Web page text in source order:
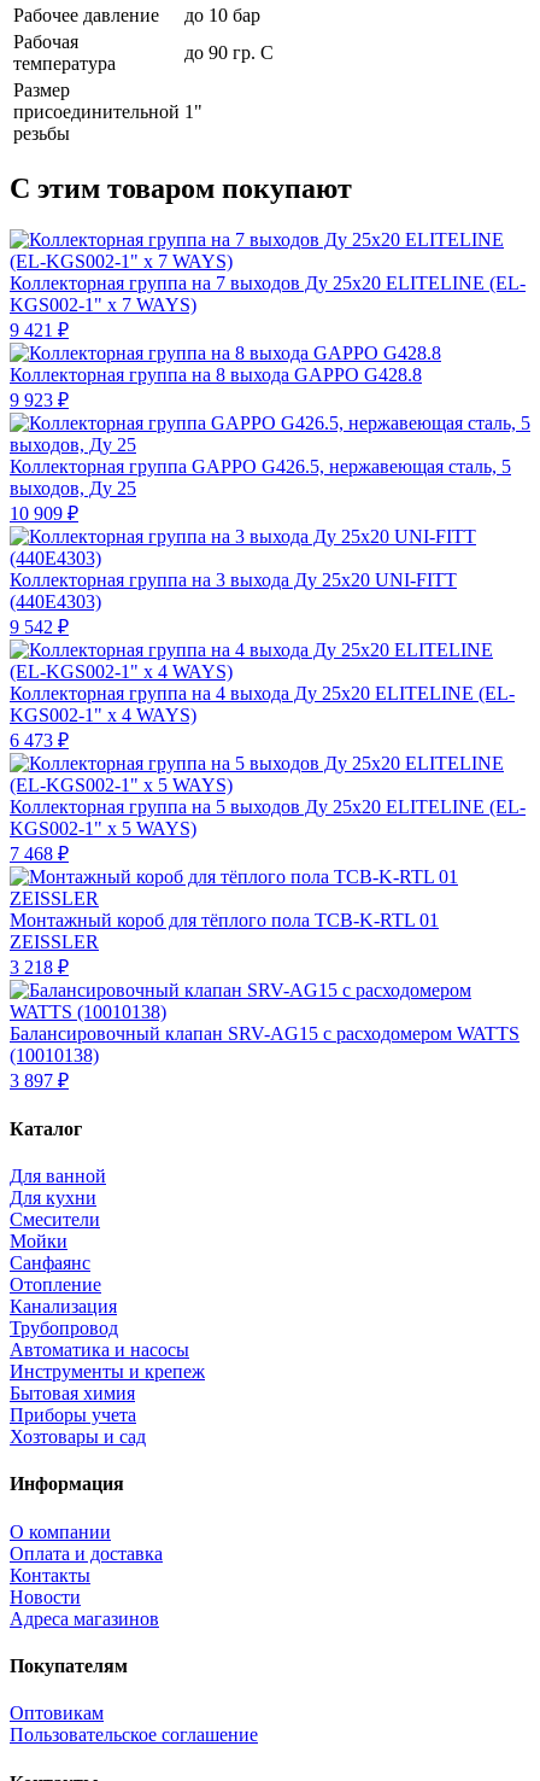
Рабочее давление
до 10 бар
Рабочая
температура
до 90 гр. С
Размер
присоединительной
резьбы
1"
С этим товаром покупают
Коллекторная группа на 7 выходов Ду 25х20 ELITELINE (EL-
KGS002-1" х 7 WAYS)
9 421 ₽
Коллекторная группа на 8 выхода GAPPO G428.8
9 923 ₽
Коллекторная группа GAPPO G426.5, нержавеющая сталь, 5
выходов, Ду 25
10 909 ₽
Коллекторная группа на 3 выхода Ду 25х20 UNI-FITT
(440Е4303)
9 542 ₽
Коллекторная группа на 4 выхода Ду 25х20 ELITELINE (EL-
KGS002-1" х 4 WAYS)
6 473 ₽
Коллекторная группа на 5 выходов Ду 25х20 ELITELINE (EL-
KGS002-1" х 5 WAYS)
7 468 ₽
Монтажный короб для тёплого пола TCB-K-RTL 01
ZEISSLER
3 218 ₽
Балансировочный клапан SRV-AG15 с расходомером WATTS
(10010138)
3 897 ₽
Каталог
Для ванной
Для кухни
Смесители
Мойки
Санфаянс
Отопление
Канализация
Трубопровод
Автоматика и насосы
Инструменты и крепеж
Бытовая химия
Приборы учета
Хозтовары и сад
Информация
О компании
Оплата и доставка
Контакты
Новости
Адреса магазинов
Покупателям
Оптовикам
Пользовательское соглашение